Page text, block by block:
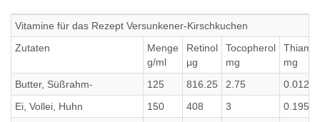
Vitamine für das Rezept Versunkener-Kirschkuchen
Zutaten
Menge
g/ml
Retinol
µg
Tocopherol
mg
Thiamin
mg
Butter, Süßrahm-
125 816.25 2.75
0.0125
Ei, Vollei, Huhn
150 408 3
0.195